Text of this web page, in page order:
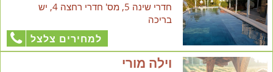
חדרי שינה 5, מס' חדרי רחצה 4, יש
בריכה
למחירים צלצל
וילה מורי